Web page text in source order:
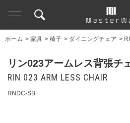
ホーム > 家具 > 椅子 > ダイニングチェア >
リン023アームレス背張チ
RIN 023 ARM LESS CHAIR
RNDC-SB